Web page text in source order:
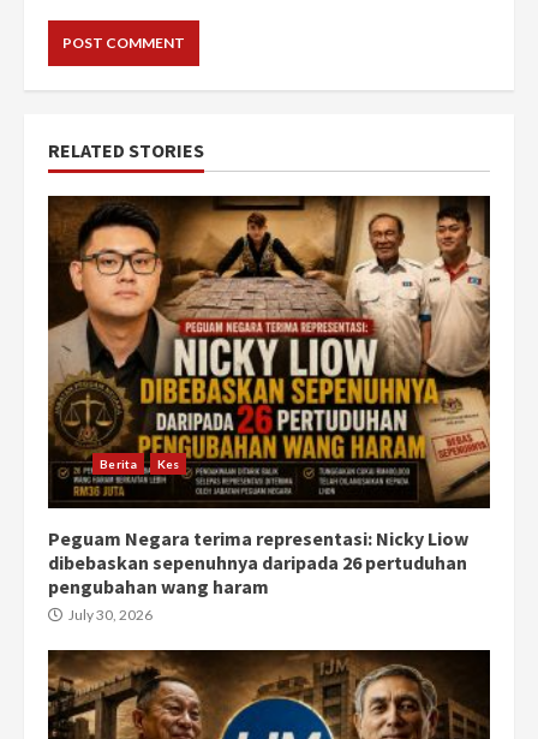
RELATED STORIES
Berita Kes
Peguam Negara terima representasi: Nicky Liow
dibebaskan sepenuhnya daripada 26 pertuduhan
pengubahan wang haram
July 30, 2026